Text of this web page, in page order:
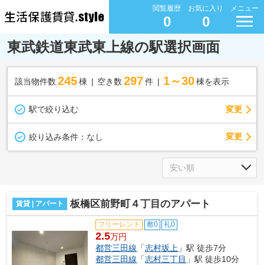
閲覧履歴
0
お気に入り
0
メニュー
東武鉄道東武東上線の駅選択画面
該当物件数 245棟 空き数 297 件 1～30 棟を表示
駅で絞り込む 変更
絞り込み条件： なし 変更
賃貸 | アパート 板橋区前野町４丁目のアパート
フリーレント 敷0 礼0
2.5万円
都営三田線 「志村坂上 」駅 徒歩7分
都営三田線 「志村三丁目 」駅 徒歩10分